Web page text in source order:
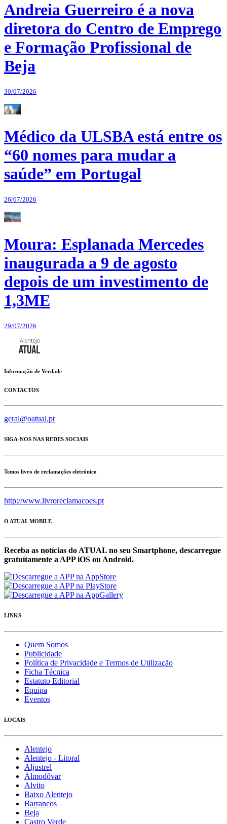
Andreia Guerreiro é a nova
diretora do Centro de Emprego
e Formação Profissional de
Beja
30/07/2026
Médico da ULSBA está entre os
“60 nomes para mudar a
saúde” em Portugal
26/07/2026
Moura: Esplanada Mercedes
inaugurada a 9 de agosto
depois de um investimento de
1,3ME
29/07/2026
Informação de Verdade
CONTACTOS
geral@oatual.pt
SIGA-NOS NAS REDES SOCIAIS
Temos livro de reclamações eletrónico
http://www.livroreclamacoes.pt
O ATUAL MOBILE
Receba as notícias do ATUAL no seu Smartphone, descarregue
gratuítamente a APP iOS ou Android.
LINKS
Quem Somos
Publicidade
Política de Privacidade e Termos de Utilização
Ficha Técnica
Estatuto Editorial
Equipa
Eventos
LOCAIS
Alentejo
Alentejo - Litoral
Aljustrel
Almodôvar
Alvito
Baixo Alentejo
Barrancos
Beja
Castro Verde